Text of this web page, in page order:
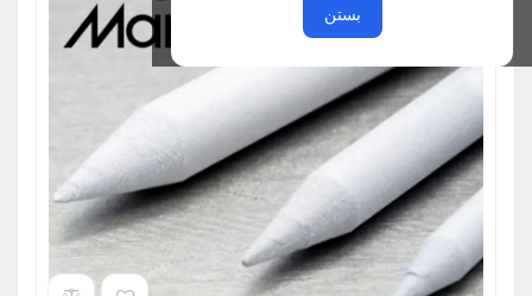
بستن